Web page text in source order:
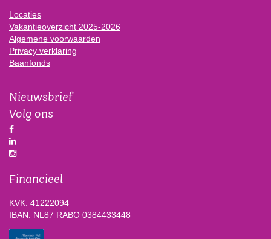
Locaties
Vakantieoverzicht 2025-2026
Algemene voorwaarden
Privacy verklaring
Baanfonds
Nieuwsbrief
Volg ons
Financieel
KVK: 41222094
IBAN: NL87 RABO 0384433448